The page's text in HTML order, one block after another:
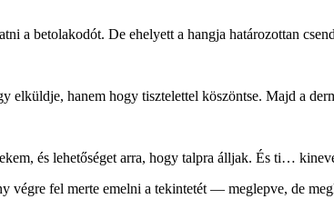
a betolakodót. De ehelyett a hangja határozottan
elküldje, hanem hogy tisztelettel köszöntse. Majd a
és lehetőséget arra, hogy talpra álljak. És ti…
végre fel merte emelni a tekintetét — meglepve, de